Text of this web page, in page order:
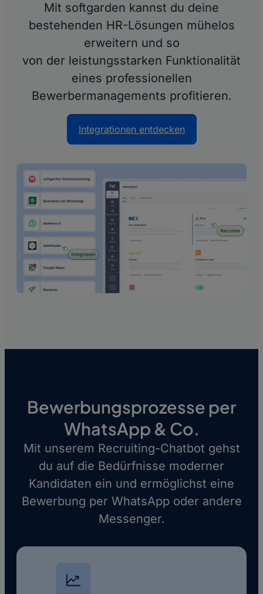
Mit softgarden kannst du deine
bestehenden HR-Lösungen mühelos
erweitern und so
von der leistungsstarken Funktionalität
eines professionellen
Bewerbermanagements profitieren.
Integrationen entdecken
Bewerbungsprozesse per
WhatsApp & Co.
Mit unserem Recruiting-Chatbot gehst
du auf die Bedürfnisse moderner
Kandidaten ein und ermöglichst eine
Bewerbung per WhatsApp oder andere
Messenger.